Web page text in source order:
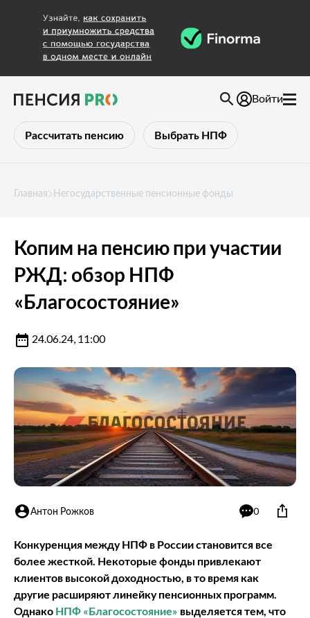
Рассчитать пенсию Выбрать НПФ
Войти
Главная Негосударственные пенсионные фонды
Копим на пенсию при участии
РЖД: обзор НПФ
«Благосостояние»
24.06.24, 11:00
Антон Рожков 0
Конкуренция между НПФ в России становится все
более жесткой. Некоторые фонды привлекают
клиентов высокой доходностью, в то время как
другие расширяют линейку пенсионных программ.
Однако НПФ «Благосостояние» выделяется тем, что